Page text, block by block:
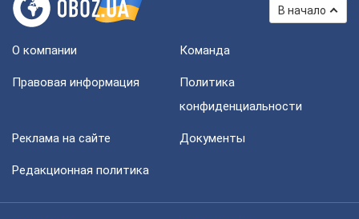
В начало
О компании Команда
Правовая информация
Политика
конфиденциальности
Реклама на сайте Документы
Редакционная политика